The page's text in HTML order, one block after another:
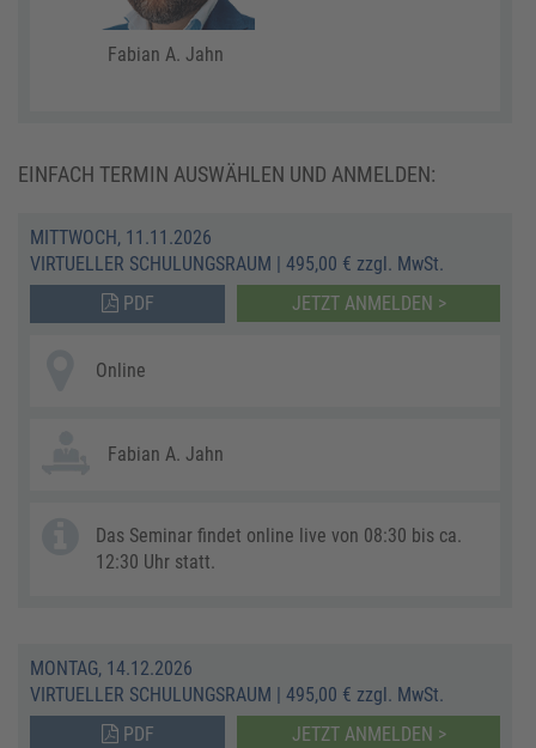
Fabian A. Jahn
EINFACH TERMIN AUSWÄHLEN UND ANMELDEN:
MITTWOCH, 11.11.2026
VIRTUELLER SCHULUNGSRAUM
495,00 € zzgl. MwSt.
PDF
JETZT ANMELDEN >
Online
Fabian A. Jahn
Das Seminar findet online live von 08:30 bis ca.
12:30 Uhr statt.
MONTAG, 14.12.2026
VIRTUELLER SCHULUNGSRAUM
495,00 € zzgl. MwSt.
PDF
JETZT ANMELDEN >